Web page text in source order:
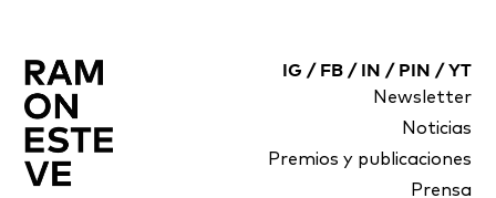
IG / FB/ IN / PIN / YT
Newsletter
Noticias
Premios y publicaciones
Prensa